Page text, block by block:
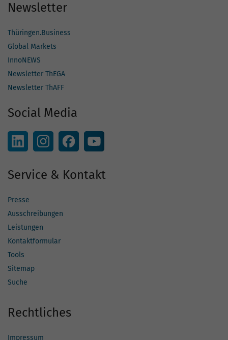
Newsletter
Thüringen.Business
Global Markets
InnoNEWS
Newsletter ThEGA
Newsletter ThAFF
Social Media
Service & Kontakt
Presse
Ausschreibungen
Leistungen
Kontaktformular
Tools
Sitemap
Suche
Rechtliches
Impressum